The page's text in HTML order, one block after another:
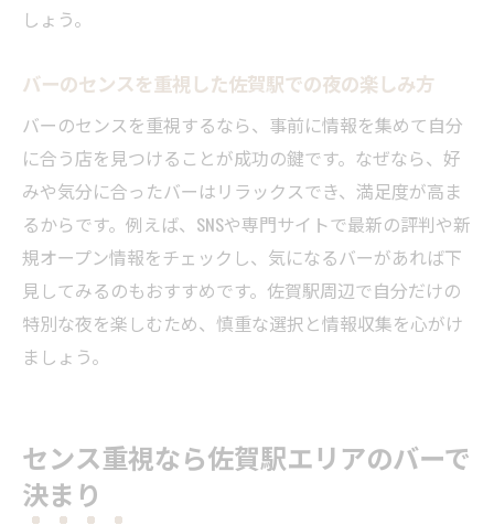
しょう。
バーのセンスを重視した佐賀駅での夜の楽しみ方
バーのセンスを重視するなら、事前に情報を集めて自分
に合う店を見つけることが成功の鍵です。なぜなら、好
みや気分に合ったバーはリラックスでき、満足度が高ま
るからです。例えば、SNSや専門サイトで最新の評判や新
規オープン情報をチェックし、気になるバーがあれば下
見してみるのもおすすめです。佐賀駅周辺で自分だけの
特別な夜を楽しむため、慎重な選択と情報収集を心がけ
ましょう。
センス重視なら佐賀駅エリアのバーで
決まり